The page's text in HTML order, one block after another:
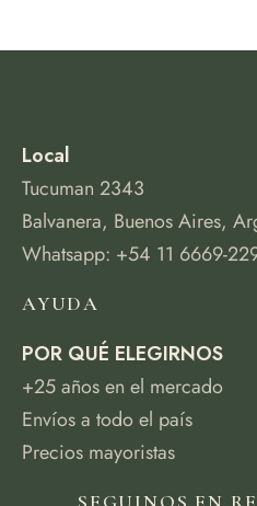
Local
Tucuman 2343
Balvanera, Buenos Aires,
Whatsapp: +54 11 6669-
AYUDA
POR QUÉ ELEGIRNOS
+25 años en el mercado
Envíos a todo el país
Precios mayoristas